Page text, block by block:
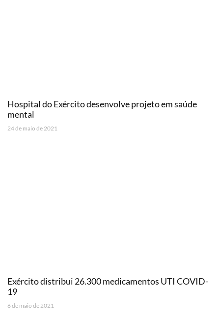
Hospital do Exército desenvolve projeto em saúde
mental
24 de maio de 2021
Exército distribui 26.300 medicamentos UTI COVID-
19
6 de maio de 2021